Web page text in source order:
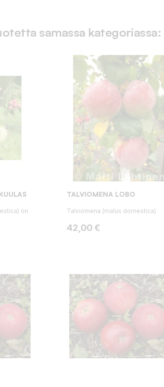
samassa kategoriassa:
on
TALVIOMENA LOBO
Talviomena (malus domestica)
Hinta
42,00 €